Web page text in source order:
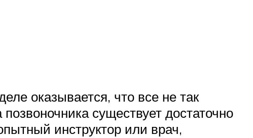
оказывается, что все не так
существует достаточно
инструктор или врач,